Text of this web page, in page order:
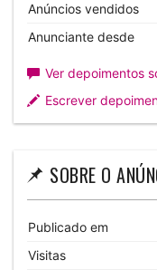
Anúncios vendidos
Anunciante desde
Ver depoimentos
Escrever
SOBRE O
Publicado em
Visitas